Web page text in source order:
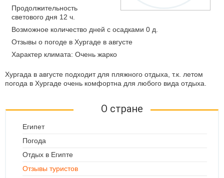
Продолжительность
светового дня 12 ч.
Возможное количество дней с осадками 0 д.
Отзывы о погоде в Хургаде в августе
Характер климата: Очень жарко
Хургада в августе подходит для пляжного отдыха, т.к. летом
погода в Хургаде очень комфортна для любого вида отдыха.
О стране
Египет
Погода
Отдых в Египте
Отзывы туристов